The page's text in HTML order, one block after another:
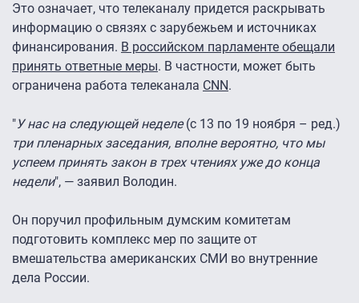
Это означает, что телеканалу придется раскрывать
информацию о связях с зарубежьем и источниках
финансирования. В российском парламенте обещали
принять ответные меры. В частности, может быть
ограничена работа телеканала CNN.
"У нас на следующей неделе(с 13 по 19 ноября – ред.)
три пленарных заседания, вполне вероятно, что мы
успеем принять закон в трех чтениях уже до конца
недели", — заявил Володин.
Он поручил профильным думским комитетам
подготовить комплекс мер по защите от
вмешательства американских СМИ во внутренние
дела России.